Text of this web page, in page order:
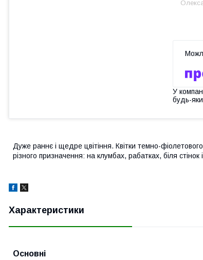
У
будь-
Дуже раннє і щедре цвітіння. Квітки темно-
різного призначення: на клумбах, рабатках, біля
Характеристики
Основні